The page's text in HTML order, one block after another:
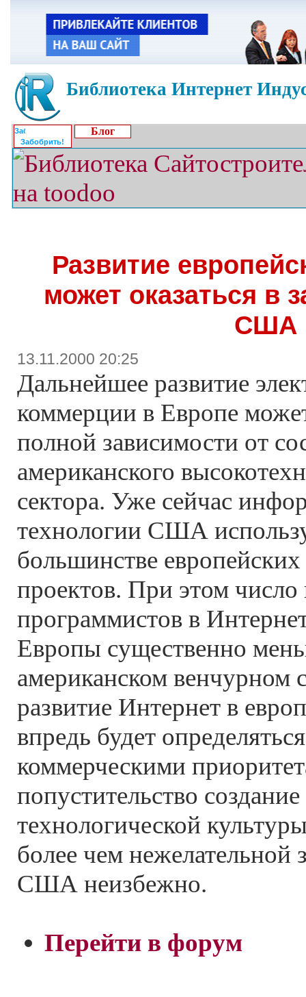
Библиотека Интернет
Забобрить!
Блог
Развитие
может оказаться в
США
13.11.2000 20:25
Дальнейшее развитие
коммерции в Европе
полной зависимости от
американского
сектора. Уже сейчас
технологии США
большинстве
проектов. При этом
программистов в
Европы существенно
американском венчурном
развитие Интернет в
впредь будет
коммерческими
попустительство
технологической
более чем нежелательной
США неизбежно.
Перейти в форум